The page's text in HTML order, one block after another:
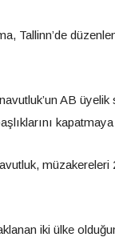
Tallinn’de
AB
iki ülke